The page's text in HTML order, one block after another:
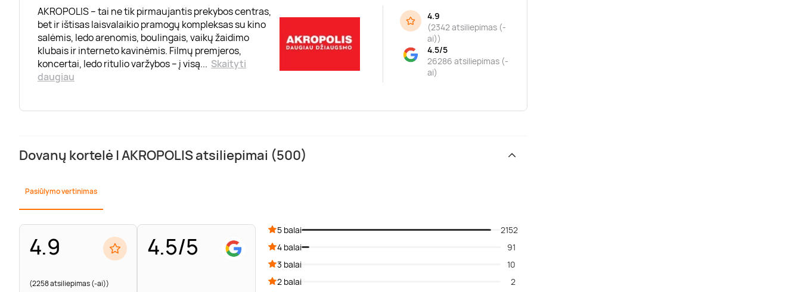
AKROPOLIS – tai ne tik pirmaujantis prekybos centras,
bet ir ištisas laisvalaikio pramogų kompleksas su kino
salėmis, ledo arenomis, boulingais, vaikų žaidimo
klubais ir interneto kavinėmis. Filmų premjeros,
koncertai, ledo ritulio varžybos – į visą... Skaityti
daugiau
4.9
(2342 atsiliepimas (-
ai))
4.5/5
26286 atsiliepimas (-
ai)
Dovanų kortelė | AKROPOLIS atsiliepimai (500)
Pasiūlymo vertinimas
4.9
(2258 atsiliepimas (-ai))
4.5/5
5 balai
2152
4 balai
91
3 balai
10
2 balai
2